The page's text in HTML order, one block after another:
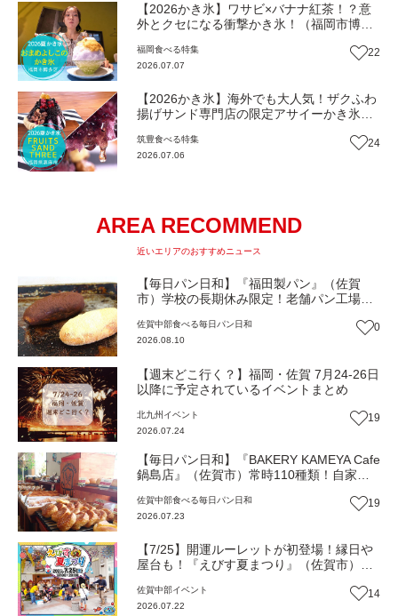
【2026かき氷】ワサビ×バナナ紅茶！？意
外とクセになる衝撃かき氷！（福岡市博多
福岡食べる特集
2026.07.07
22
【2026かき氷】海外でも大人気！ザクふわ
揚げサンド専門店の限定アサイーかき氷
筑豊食べる特集
2026.07.06
24
AREA RECOMMEND
近いエリアのおすすめニュース
【毎日パン日和】『福田製パン』（佐賀
市）学校の長期休み限定！老舗パン工場が
佐賀中部食べる毎日パン日和
2026.08.10
0
【週末どこ行く？】福岡・佐賀 7月24-26日
以降に予定されているイベントまとめ
北九州 イベント
2026.07.24
19
【毎日パン日和】『BAKERY KAMEYA Cafe
鍋島店』（佐賀市）常時110種類！自家製
で【佐賀パン】
佐賀中部食べる毎日パン日和
2026.07.23
19
【7/25】開運ルーレットが初登場！縁日や
屋台も！『えびす夏まつり』（佐賀市）
佐賀中部イベント
2026.07.22
14